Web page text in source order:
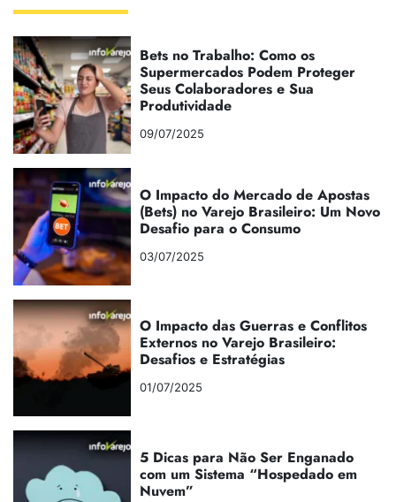
Bets no Trabalho: Como os
Supermercados Podem Proteger
Seus Colaboradores e Sua
Produtividade
09/07/2025
O Impacto do Mercado de Apostas
(Bets) no Varejo Brasileiro: Um Novo
Desafio para o Consumo
03/07/2025
O Impacto das Guerras e Conflitos
Externos no Varejo Brasileiro:
Desafios e Estratégias
01/07/2025
5 Dicas para Não Ser Enganado
com um Sistema “Hospedado em
Nuvem”